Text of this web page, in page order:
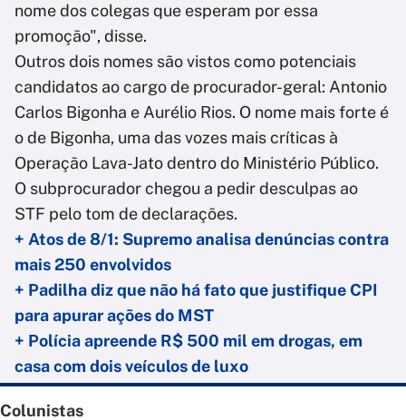
nome dos colegas que esperam por essa
promoção", disse.
Outros dois nomes são vistos como potenciais
candidatos ao cargo de procurador-geral: Antonio
Carlos Bigonha e Aurélio Rios. O nome mais forte é
o de Bigonha, uma das vozes mais críticas à
Operação Lava-Jato dentro do Ministério Público.
O subprocurador chegou a pedir desculpas ao
STF pelo tom de declarações.
+ Atos de 8/1: Supremo analisa denúncias contra
mais 250 envolvidos
+ Padilha diz que não há fato que justifique CPI
para apurar ações do MST
+ Polícia apreende R$ 500 mil em drogas, em
casa com dois veículos de luxo
Colunistas